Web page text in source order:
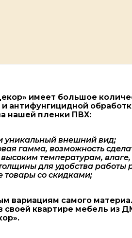
имеет большое
и антифунгицидной
нашей пленки ПВХ:
уникальный внешний вид;
гамма, возможность
высоким температурам,
для удобства работы
товары со скидками;
вариациям самого
своей квартире мебель из